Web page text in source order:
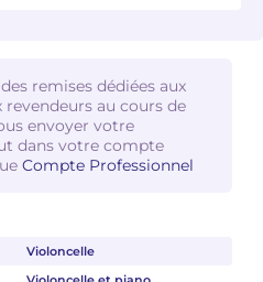
Violoncelle
remises dédiées aux
revendeurs au cours de
envoyer votre
dans votre compte
Compte Professionnel